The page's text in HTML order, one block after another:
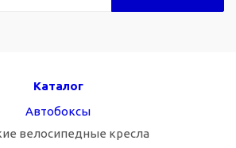
Каталог
Автобоксы
велосипедные кресла